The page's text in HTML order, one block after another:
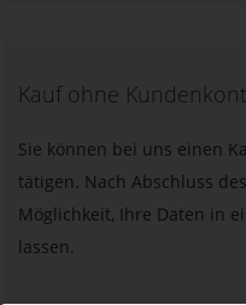
Kauf ohne
Sie können bei uns einen
tätigen. Nach Abschluss
Möglichkeit, Ihre Daten in
lassen.